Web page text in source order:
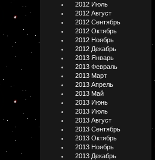
2012 Июль
2012 Август
2012 Сентябрь
2012 Октябрь
2012 Ноябрь
2012 Декабрь
2013 Январь
2013 Февраль
2013 Март
2013 Апрель
2013 Май
2013 Июнь
2013 Июль
2013 Август
2013 Сентябрь
2013 Октябрь
2013 Ноябрь
2013 Декабрь